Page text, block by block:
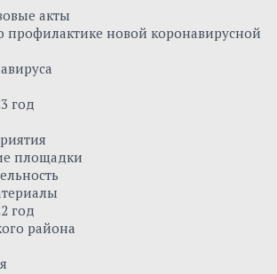
акты
профилактике новой коронавирусной
год
площадки
год
района